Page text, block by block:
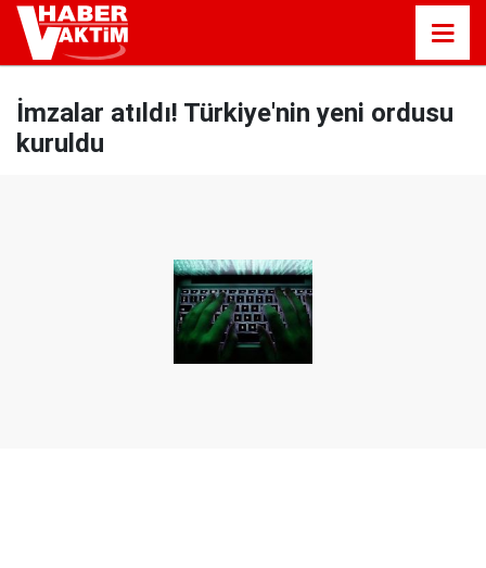
İmzalar atıldı! Türkiye'nin yeni ordusu
kuruldu